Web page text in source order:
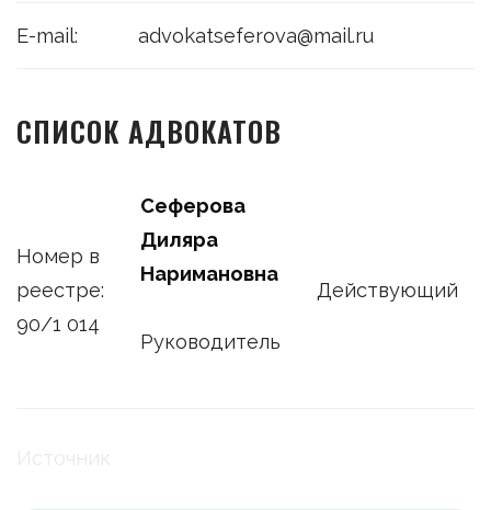
E-mail: advokatseferova@mail.ru
СПИСОК АДВОКАТОВ
Номер в
реестре:
90/1 014
Сеферова
Диляра
Наримановна
Руководитель
Действующий